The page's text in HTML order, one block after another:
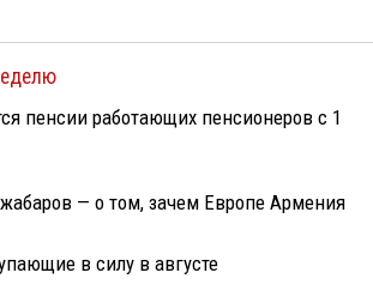
пенсии работающих пенсионеров с 1
— о том, зачем Европе Армения
в силу в августе